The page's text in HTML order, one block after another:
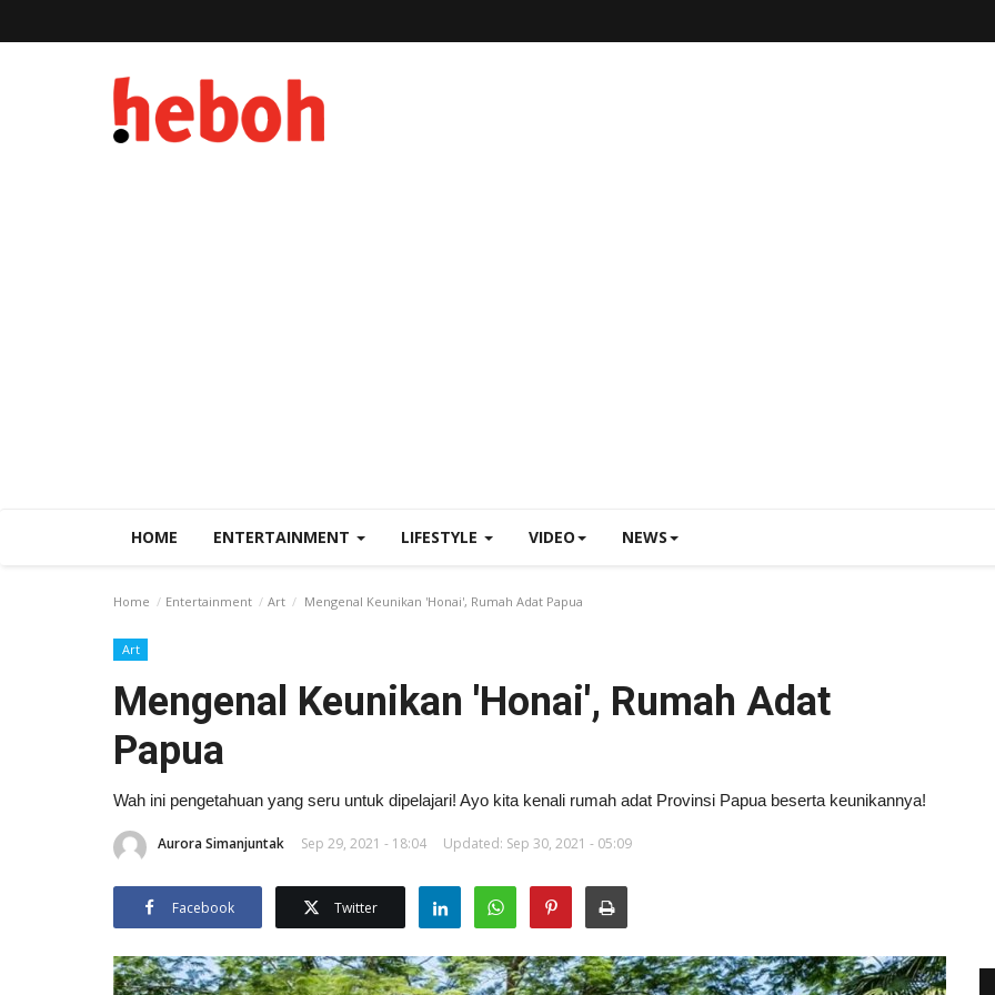
HOME ENTERTAINMENT LIFESTYLE VIDEO NEWS
Home Entertainment Art Mengenal Keunikan 'Honai', Rumah Adat Papua
Art
Mengenal Keunikan 'Honai', Rumah Adat
Papua
Wah ini pengetahuan yang seru untuk dipelajari! Ayo kita kenali rumah adat Provinsi Papua beserta keunikannya!
Aurora Simanjuntak Sep 29, 2021 - 18:04 Updated: Sep 30, 2021 - 05:09
Facebook Twitter